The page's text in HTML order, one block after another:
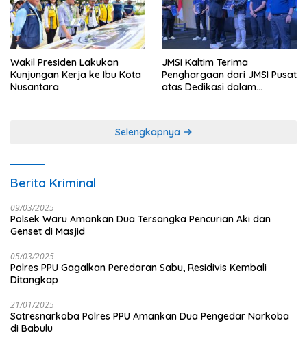
Wakil Presiden Lakukan
Kunjungan Kerja ke Ibu Kota
Nusantara
JMSI Kaltim Terima
Penghargaan dari JMSI Pusat
atas Dedikasi dalam
Selengkapnya
Berita Kriminal
09/03/2025
Polsek Waru Amankan Dua Tersangka Pencurian Aki dan
Genset di Masjid
05/03/2025
Polres PPU Gagalkan Peredaran Sabu, Residivis Kembali
Ditangkap
21/01/2025
Satresnarkoba Polres PPU Amankan Dua Pengedar Narkoba
di Babulu